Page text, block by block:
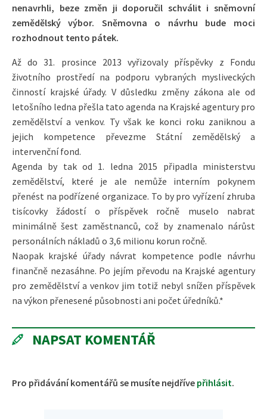
nenavrhli, beze změn ji doporučil schválit i sněmovní
zemědělský výbor. Sněmovna o návrhu bude moci
rozhodnout tento pátek.
Až do 31. prosince 2013 vyřizovaly příspěvky z Fondu
životního prostředí na podporu vybraných mysliveckých
činností krajské úřady. V důsledku změny zákona ale od
letošního ledna přešla tato agenda na Krajské agentury pro
zemědělství a venkov. Ty však ke konci roku zaniknou a
jejich kompetence převezme Státní zemědělský a
intervenční fond.
Agenda by tak od 1. ledna 2015 připadla ministerstvu
zemědělství, které je ale nemůže interním pokynem
přenést na podřízené organizace. To by pro vyřízení zhruba
tisícovky žádostí o příspěvek ročně muselo nabrat
minimálně šest zaměstnanců, což by znamenalo nárůst
personálních nákladů o 3,6 milionu korun ročně.
Naopak krajské úřady návrat kompetence podle návrhu
finančně nezasáhne. Po jejím převodu na Krajské agentury
pro zemědělství a venkov jim totiž nebyl snížen příspěvek
na výkon přenesené působnosti ani počet úředníků.*
NAPSAT KOMENTÁŘ
Pro přidávání komentářů se musíte nejdříve přihlásit.